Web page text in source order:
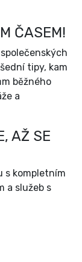
ČASEM!
tipy, kam
běžného
a
AŽ SE
s kompletním
a služeb s